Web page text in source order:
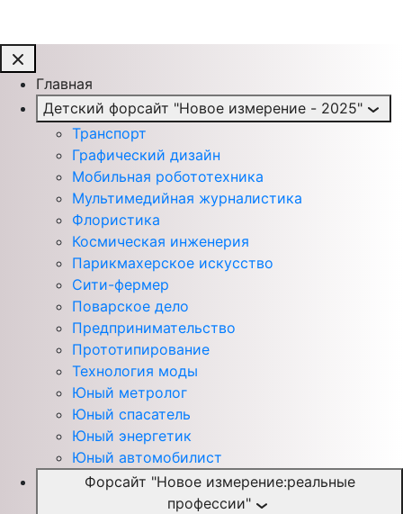
Главная
Детский форсайт "Новое измерение - 2025"
Транспорт
Графический дизайн
Мобильная робототехника
Мультимедийная журналистика
Флористика
Космическая инженерия
Парикмахерское искусство
Сити-фермер
Поварское дело
Предпринимательство
Прототипирование
Технология моды
Юный метролог
Юный спасатель
Юный энергетик
Юный автомобилист
Форсайт "Новое измерение:реальные
профессии"